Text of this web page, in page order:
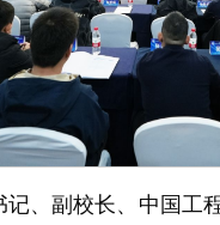
、副校长、中国工